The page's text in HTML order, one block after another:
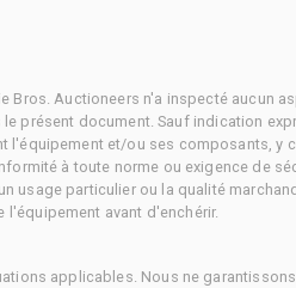
Bros. Auctioneers n'a inspecté aucun
présent document. Sauf indication
l'équipement et/ou ses composants, y
à toute norme ou exigence de
usage particulier ou la qualité
avant d'enchérir.
applicables. Nous ne